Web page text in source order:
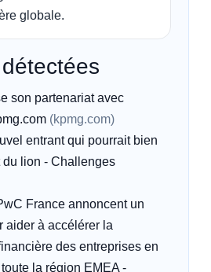
globale.
son partenariat avec
(kpmg.com)
entrant qui pourrait bien
lion - Challenges
France annoncent un
aider à accélérer la
des entreprises en
la région EMEA -